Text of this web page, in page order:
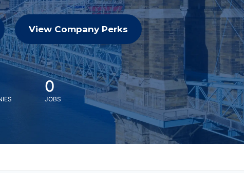
View Company Perks
0
JOBS